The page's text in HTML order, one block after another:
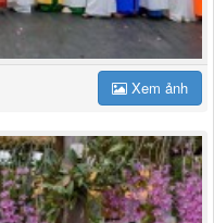
Xem ảnh